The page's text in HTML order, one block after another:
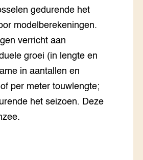
gedurende het
modelberekeningen.
verricht aan
groei (in lengte en
in aantallen en
per meter touwlengte;
het seizoen. Deze